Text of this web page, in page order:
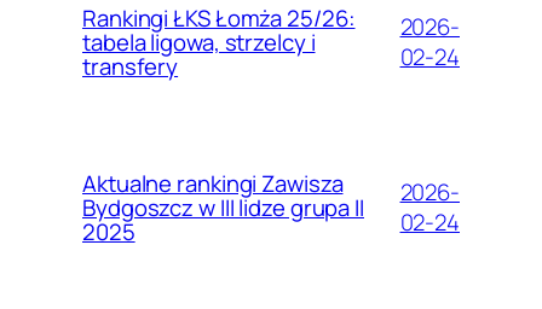
Rankingi ŁKS Łomża 25/26:
tabela ligowa, strzelcy i
transfery
2026-
02-24
Aktualne rankingi Zawisza
Bydgoszcz w III lidze grupa II
2025
2026-
02-24